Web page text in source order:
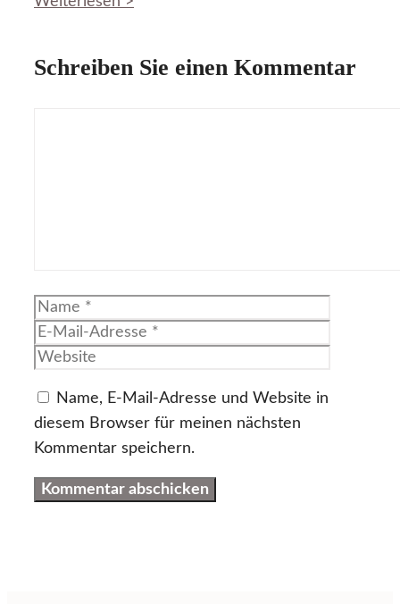
Schreiben Sie einen Kommentar
Name
Name, E-Mail-Adresse und Website in
diesem Browser für meinen nächsten
Kommentar speichern.